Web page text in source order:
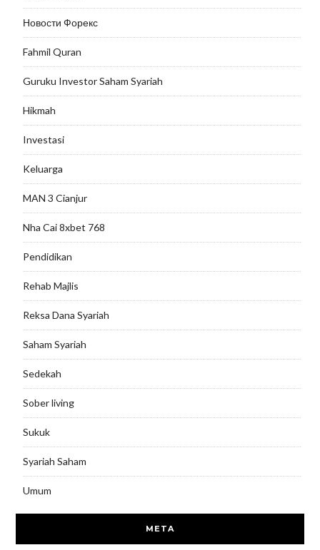
Новости Форекс
Fahmil Quran
Guruku Investor Saham Syariah
Hikmah
Investasi
Keluarga
MAN 3 Cianjur
Nha Cai 8xbet 768
Pendidikan
Rehab Majlis
Reksa Dana Syariah
Saham Syariah
Sedekah
Sober living
Sukuk
Syariah Saham
Umum
META